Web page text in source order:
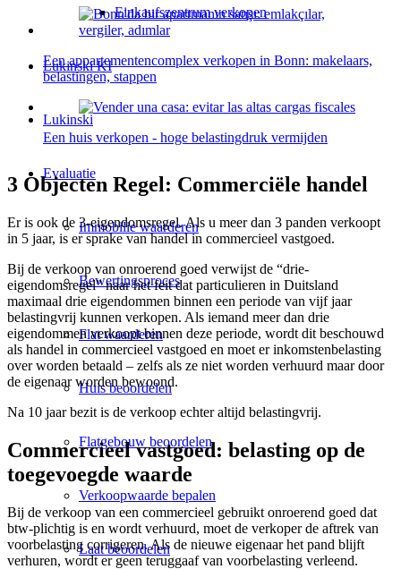
Einkaufszentrum verkopen
Lukinski KI
Lukinski
Evaluatie
Immobilie waarderen
Bewertingsproces
Flat waarderen
Huis beoordelen
Flatgebouw beoordelen
Verkoopwaarde bepalen
Laat beoordelen
Een appartementencomplex verkopen in Bonn: makelaars,
belastingen, stappen
Een huis verkopen - hoge belastingdruk vermijden
3 Objecten Regel: Commerciële handel
Er is ook de 3-eigendomsregel. Als u meer dan 3 panden verkoopt
in 5 jaar, is er sprake van handel in commercieel vastgoed.
Bij de verkoop van onroerend goed verwijst de “drie-
eigendomsregel” naar het feit dat particulieren in Duitsland
maximaal drie eigendommen binnen een periode van vijf jaar
belastingvrij kunnen verkopen. Als iemand meer dan drie
eigendommen verkoopt binnen deze periode, wordt dit beschouwd
als handel in commercieel vastgoed en moet er inkomstenbelasting
over worden betaald – zelfs als ze niet worden verhuurd maar door
de eigenaar worden bewoond.
Na 10 jaar bezit is de verkoop echter altijd belastingvrij.
Commercieel vastgoed: belasting op de
toegevoegde waarde
Bij de verkoop van een commercieel gebruikt onroerend goed dat
btw-plichtig is en wordt verhuurd, moet de verkoper de aftrek van
voorbelasting corrigeren. Als de nieuwe eigenaar het pand blijft
verhuren, wordt er geen teruggaaf van voorbelasting verleend.